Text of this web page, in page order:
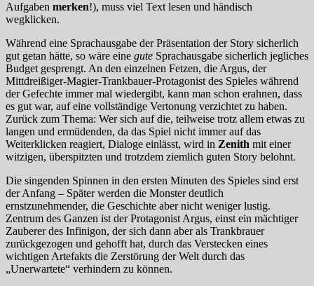
Aufgaben merken!), muss viel Text lesen und händisch
wegklicken.
Während eine Sprachausgabe der Präsentation der Story sicherlich
gut getan hätte, so wäre eine gute Sprachausgabe sicherlich jegliches
Budget gesprengt. An den einzelnen Fetzen, die Argus, der
Mittdreißiger-Magier-Trankbauer-Protagonist des Spieles während
der Gefechte immer mal wiedergibt, kann man schon erahnen, dass
es gut war, auf eine vollständige Vertonung verzichtet zu haben.
Zurück zum Thema: Wer sich auf die, teilweise trotz allem etwas zu
langen und ermüdenden, da das Spiel nicht immer auf das
Weiterklicken reagiert, Dialoge einlässt, wird in Zenith mit einer
witzigen, überspitzten und trotzdem ziemlich guten Story belohnt.
Die singenden Spinnen in den ersten Minuten des Spieles sind erst
der Anfang – Später werden die Monster deutlich
ernstzunehmender, die Geschichte aber nicht weniger lustig.
Zentrum des Ganzen ist der Protagonist Argus, einst ein mächtiger
Zauberer des Infinigon, der sich dann aber als Trankbrauer
zurückgezogen und gehofft hat, durch das Verstecken eines
wichtigen Artefakts die Zerstörung der Welt durch das
„Unerwartete“ verhindern zu können.